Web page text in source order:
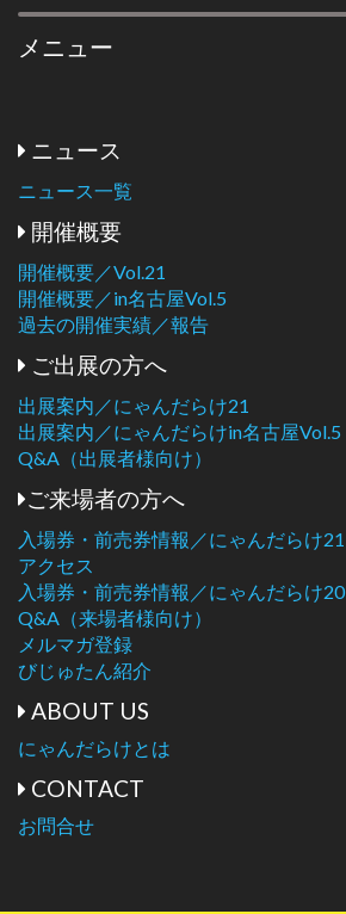
メニュー
ニュース
ニュース一覧
開催概要
開催概要／Vol.21
開催概要／in名古屋Vol.5
過去の開催実績／報告
ご出展の方へ
出展案内／にゃんだらけ21
出展案内／にゃんだらけin名古屋Vol.5
Q&A（出展者様向け）
ご来場者の方へ
入場券・前売券情報／にゃんだらけ21
アクセス
入場券・前売券情報／にゃんだらけ20
Q&A（来場者様向け）
メルマガ登録
びじゅたん紹介
ABOUT US
にゃんだらけとは
CONTACT
お問合せ